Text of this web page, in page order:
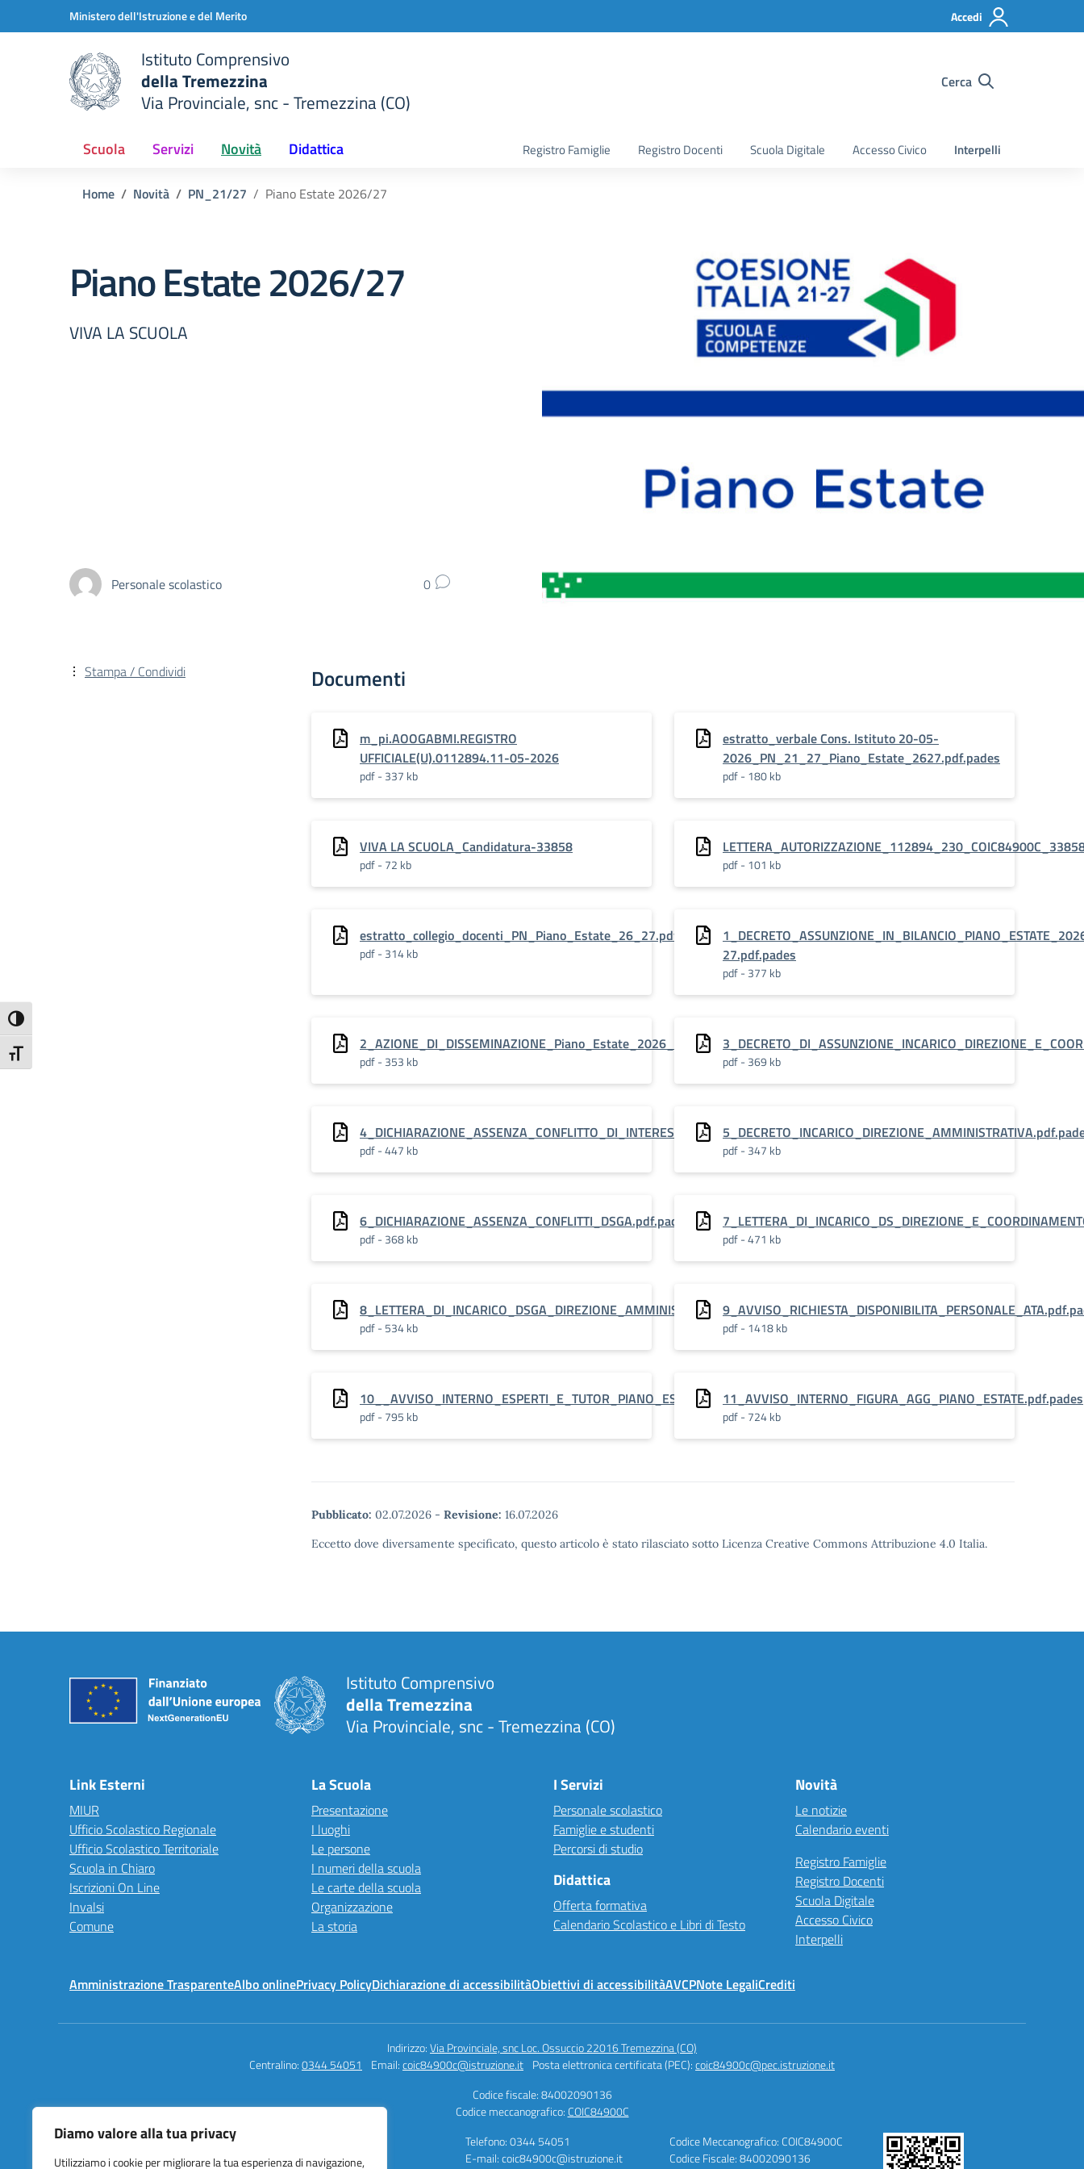
Diamo valore alla tua privacy
Utilizziamo i cookie per migliorare la tua esperienza di navigazione,
Attiva/disattiva alto contrasto
Attiva/disattiva dimensione testo
Vai ai contenuti
Vai al menu di navigazioneMinistero dell'Istruzione e del Merito Accedi
scuola
Istituto Comprensivo
della Tremezzina
Via Provinciale, snc - Tremezzina (CO)
Cerca
Scuola Servizi Novità Didattica Registro Famiglie Registro Docenti Scuola Digitale Accesso Civico Interpelli
Home Novità PN_21/27 Piano Estate 2026/27
Piano Estate 2026/27
VIVA LA SCUOLA
Personale scolastico 0
Documenti
m_pi.AOOGABMI.REGISTRO
UFFICIALE(U).0112894.11-05-2026
pdf - 337 kb
estratto_verbale Cons. Istituto 20-05-
2026_PN_21_27_Piano_Estate_2627.pdf.pades
pdf - 180 kb
VIVA LA SCUOLA_Candidatura-33858
pdf - 72 kb pdf - 101 kb
estratto_collegio_docenti_PN_Piano_Estate_26_27.pdf.pades
pdf - 314 kb
27.pdf.pades
pdf - 377 kb
2_AZIONE_DI_DISSEMINAZIONE_Piano_Estate_2026_e_2027.pdf.pades
pdf - 353 kb pdf - 369 kb
4_DICHIARAZIONE_ASSENZA_CONFLITTO_DI_INTERESSI_INCARICO_DIR._E_COORD..pdf.pades
pdf - 447 kb pdf - 347 kb
6_DICHIARAZIONE_ASSENZA_CONFLITTI_DSGA.pdf.pades
pdf - 368 kb pdf - 471 kb
8_LETTERA_DI_INCARICO_DSGA_DIREZIONE_AMMINISTRATIVA.pdf.pades.pdf.pades
pdf - 534 kb pdf - 1418 kb
10__AVVISO_INTERNO_ESPERTI_E_TUTOR_PIANO_ESTATE.pdf.pades
pdf - 795 kb
11_AVVISO_INTERNO_FIGURA_AGG_PIANO_ESTATE.pdf.pades
pdf - 724 kb
Pubblicato: 02.07.2026 - Revisione: 16.07.2026
Eccetto dove diversamente specificato, questo articolo è stato rilasciato sotto Licenza Creative Commons Attribuzione 4.0 Italia.
Stampa / Condividi
Istituto Comprensivo
della Tremezzina
Via Provinciale, snc - Tremezzina (CO)
Link Esterni
MIUR
Ufficio Scolastico Regionale
Ufficio Scolastico Territoriale
Scuola in Chiaro
Iscrizioni On Line
Invalsi
Comune
La Scuola
Presentazione
I luoghi
Le persone
I numeri della scuola
Le carte della scuola
Organizzazione
La storia
I Servizi
Personale scolastico
Famiglie e studenti
Percorsi di studio
Didattica
Offerta formativa
Calendario Scolastico e Libri di Testo
Novità
Le notizie
Calendario eventi
Registro Famiglie
Registro Docenti
Scuola Digitale
Accesso Civico
Interpelli
Amministrazione TrasparenteAlbo onlinePrivacy PolicyDichiarazione di accessibilitàObiettivi di accessibilitàAVCPNote LegaliCrediti
Indirizzo:Via Provinciale, snc Loc. Ossuccio 22016 Tremezzina (CO)
Centralino:0344 54051 Email:coic84900c@istruzione.it Posta elettronica certificata (PEC):coic84900c@pec.istruzione.it
Codice fiscale: 84002090136
Codice meccanografico: COIC84900C
della Tremezzina
Telefono: 0344 54051
E-mail: coic84900c@istruzione.it
Codice Meccanografico: COIC84900C
Codice Fiscale: 84002090136